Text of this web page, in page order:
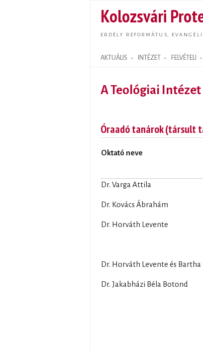
Kolozsvári
ERDÉLY REFORMÁTUS,
AKTUÁLIS INTÉZET FELVÉTELI
Search form
A Teológiai
Óraadó tanárok (társult
Oktató neve
Dr. Varga Attila
Dr. Kovács Ábrahám
Dr. Horváth Levente
Dr. Horváth Levente és Bartha
Dr. Jakabházi Béla Botond